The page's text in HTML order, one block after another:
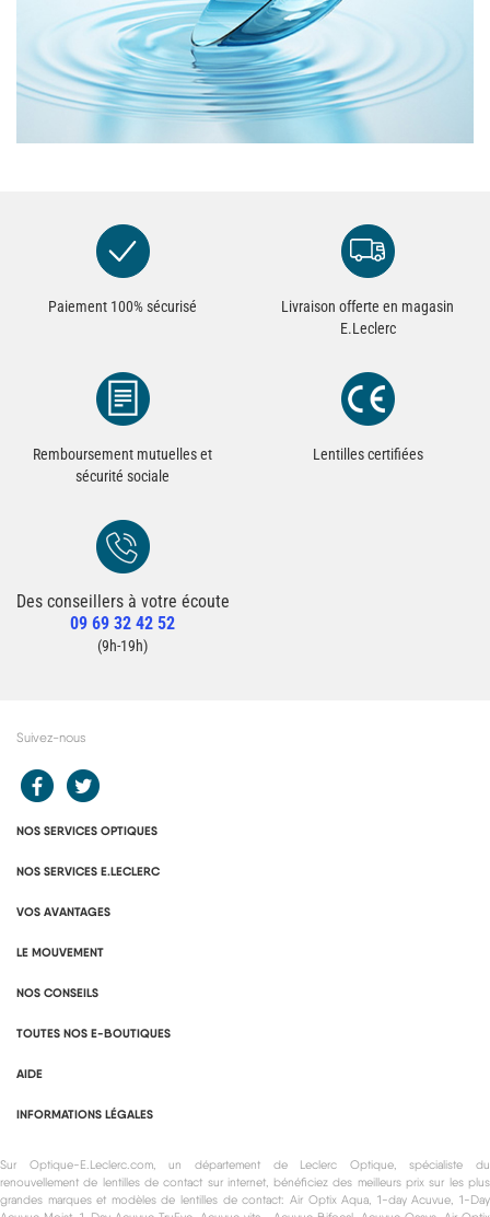
Paiement 100% sécurisé
Livraison offerte en magasin
E.Leclerc
Remboursement mutuelles et
sécurité sociale
Lentilles certifiées
Redirection vers la page Contact du site
Des conseillers à votre écoute
09 69 32 42 52
Contacter un conseiller
(9h-19h)
Suivez-nous
Redirection vers le compte Facebook E.Leclerc
NOS SERVICES OPTIQUES
NOS SERVICES E.LECLERC
VOS AVANTAGES
LE MOUVEMENT
NOS CONSEILS
TOUTES NOS E-BOUTIQUES
AIDE
INFORMATIONS LÉGALES
Sur Optique-E.Leclerc.com, un département de Leclerc Optique, spécialiste du
renouvellement de lentilles de contact sur internet, bénéficiez des meilleurs prix sur les plus
grandes marques et modèles de lentilles de contact: Air Optix Aqua, 1-day Acuvue, 1-Day